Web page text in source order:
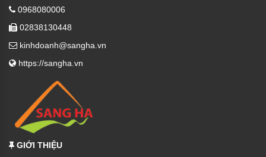
0968080006
02838130448
kinhdoanh@sangha.vn
https://sangha.vn
GIỚI THIỆU